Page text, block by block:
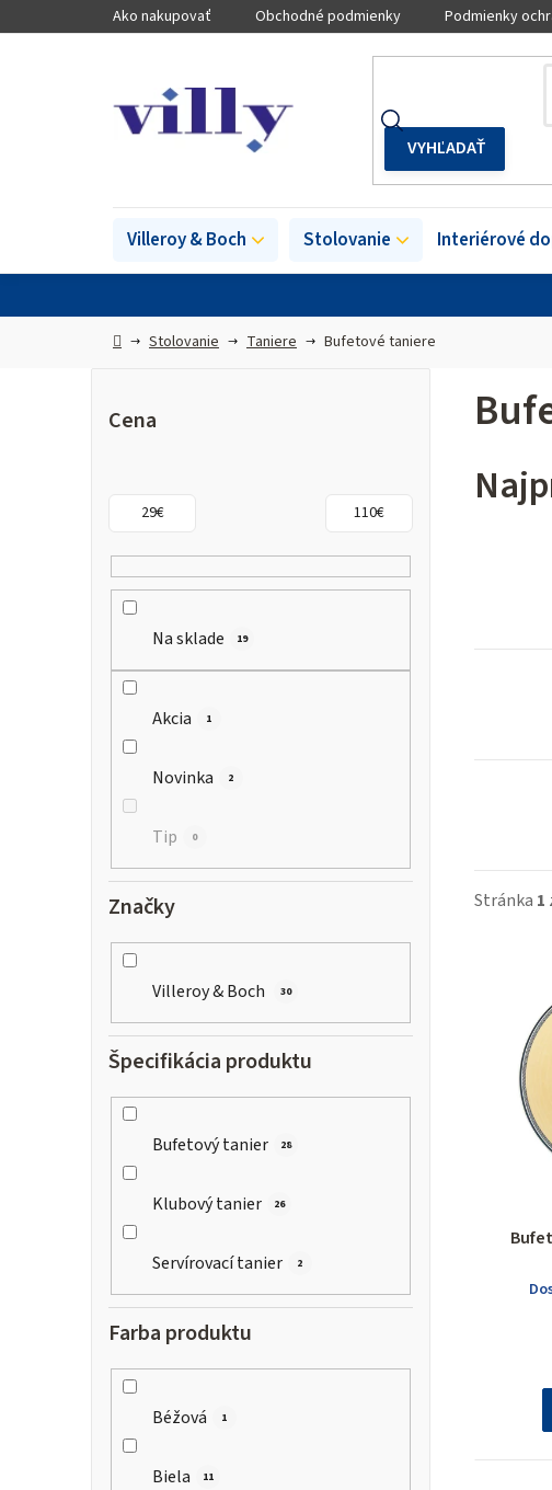
na
Ako nakupovať Obchodné podmienky Podmienky
Villeroy & Boch Stolovanie Interiérové
DomovStolovanie Taniere Bufetové taniere
Cena
29€ 110€
Na sklade 19
Akcia 1
Novinka 2
Tip 0
Značky
Villeroy & Boch 30
Špecifikácia produktu
Bufetový tanier 28
Klubový tanier 26
Servírovací tanier 2
Farba produktu
Béžová 1
Biela 11
Stránka 1
t